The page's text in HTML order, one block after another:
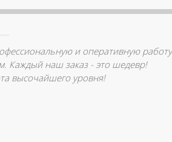
и оперативную
Каждый наш заказ - это шедевр!
высочайшего уровня!